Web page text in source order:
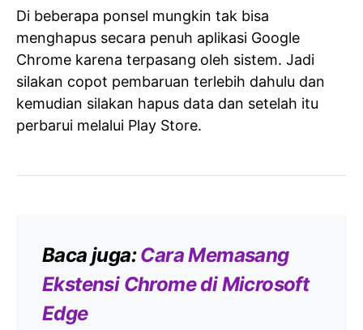
Di beberapa ponsel mungkin tak bisa
menghapus secara penuh aplikasi Google
Chrome karena terpasang oleh sistem. Jadi
silakan copot pembaruan terlebih dahulu dan
kemudian silakan hapus data dan setelah itu
perbarui melalui Play Store.
Baca juga:Cara Memasang
Ekstensi Chrome di Microsoft
Edge